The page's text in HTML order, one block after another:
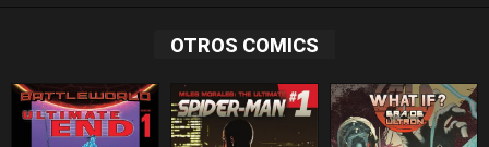
OTROS COMICS